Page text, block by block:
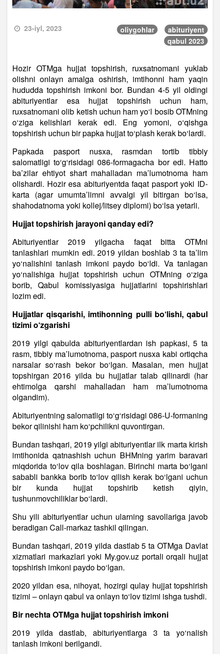
23-iyl, 2023 oliygohlar
abituriyent
qabul 2023
Hozir OTMga hujjat topshirish, ruxsatnomani yuklab
olishni onlayn amalga oshirish, imtihonni ham yaqin
hududda topshirish imkoni bor. Bundan 4-5 yil oldingi
abituriyentlar esa hujjat topshirish uchun ham,
ruxsatnomani olib ketish uchun ham yo‘l bosib OTMning
o‘ziga kelishlari kerak edi. Eng yomoni, o‘qishga
topshirish uchun bir papka hujjat to‘plash kerak bo‘lardi.
Papkada pasport nusxa, rasmdan tortib tibbiy
salomatligi to‘g‘risidagi 086-formagacha bor edi. Hatto
ba’zilar ehtiyot shart mahalladan ma’lumotnoma ham
olishardi. Hozir esa abituriyentda faqat pasport yoki ID-
karta (agar umumta’limni avvalgi yil bitirgan bo‘lsa,
shahodatnoma yoki kollej/litsey diplomi) bo‘lsa yetarli.
Hujjat topshirish jarayoni qanday edi?
Abituriyentlar 2019 yilgacha faqat bitta OTMni
tanlashlari mumkin edi. 2019 yildan boshlab 3 ta ta’lim
yo‘nalishini tanlash imkoni paydo bo‘ldi. Va tanlagan
yo‘nalishiga hujjat topshirish uchun OTMning o‘ziga
borib, Qabul komissiyasiga hujjatlarini topshirishlari
lozim edi.
Hujjatlar qisqarishi, imtihonning pulli bo‘lishi, qabul
tizimi o‘zgarishi
2019 yilgi qabulda abituriyentlardan ish papkasi, 5 ta
rasm, tibbiy ma’lumotnoma, pasport nusxa kabi ortiqcha
narsalar so‘rash bekor bo‘lgan. Masalan, men hujjat
topshirgan 2016 yilda bu hujjatlar talab qilinardi (har
ehtimolga qarshi mahalladan ham ma’lumotnoma
olgandim).
Abituriyentning salomatligi to‘g‘risidagi 086-U-formaning
bekor qilinishi ham ko‘pchilikni quvontirgan.
Bundan tashqari, 2019 yilgi abituriyentlar ilk marta kirish
imtihonida qatnashish uchun BHMning yarim baravari
miqdorida to‘lov qila boshlagan. Birinchi marta bo‘lgani
sababli bankka borib to‘lov qilish kerak bo‘lgani uchun
bir kunda hujjat topshirib ketish qiyin,
tushunmovchiliklar bo‘lardi.
Shu yili abituriyentlar uchun ularning savollariga javob
beradigan Call-markaz tashkil qilingan.
Bundan tashqari, 2019 yilda dastlab 5 ta OTMga Davlat
xizmatlari markazlari yoki My.gov.uz portali orqali hujjat
topshirish imkoni paydo bo‘lgan.
2020 yildan esa, nihoyat, hozirgi qulay hujjat topshirish
tizimi – onlayn qabul va onlayn to‘lov tizimi ishga tushdi.
Bir nechta OTMga hujjat topshirish imkoni
2019 yilda dastlab, abituriyentlarga 3 ta yo‘nalish
tanlash imkoni berilgandi.